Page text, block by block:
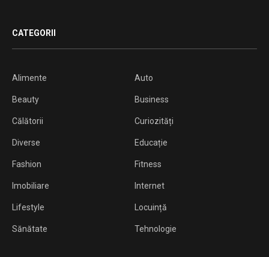
CATEGORII
Alimente Auto
Beauty Business
Călătorii Curiozități
Diverse Educație
Fashion Fitness
Imobiliare Internet
Lifestyle Locuință
Sănătate Tehnologie